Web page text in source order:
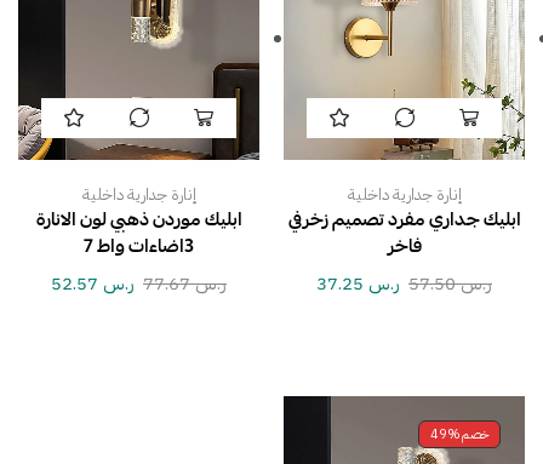
إنارة جدارية داخلية
ابليك جداري مفرد تصميم زخرفي
فاخر
ر.س57.50 ر.س
إنارة جدارية داخلية
ابليك موردن ذهبي لون الانارة
3اضاءات واط 7
ر.س77.67 ر.س
خصم49%